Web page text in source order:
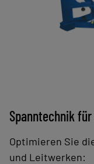
Spanntechnik
Optimieren Sie
und Leitwerken: